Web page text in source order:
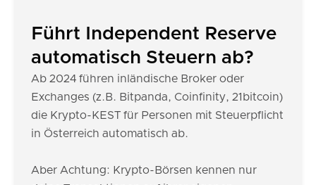
Führt Independent Reserve
automatisch Steuern ab?
Ab 2024 führen inländische Broker oder
Exchanges (z.B. Bitpanda, Coinfinity, 21bitcoin)
die Krypto-KEST für Personen mit Steuerpflicht
in Österreich automatisch ab.
Aber Achtung: Krypto-Börsen kennen nur